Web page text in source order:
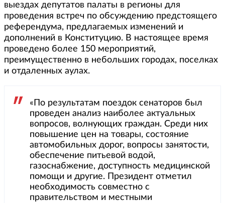
выездах депутатов палаты в регионы для
проведения встреч по обсуждению предстоящего
референдума, предлагаемых изменений и
дополнений в Конституцию. В настоящее время
проведено более 150 мероприятий,
преимущественно в небольших городах, поселках
и отдаленных аулах.
«По результатам поездок сенаторов был
проведен анализ наиболее актуальных
вопросов, волнующих граждан. Среди них
повышение цен на товары, состояние
автомобильных дорог, вопросы занятости,
обеспечение питьевой водой,
газоснабжение, доступность медицинской
помощи и другие. Президент отметил
необходимость совместно с
правительством и местными